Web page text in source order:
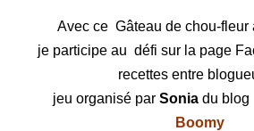
Avec ce Gâteau de chou-fleur
je participe au défi sur la page
recettes entre
jeu organisé par Soniadu blog
Boomy